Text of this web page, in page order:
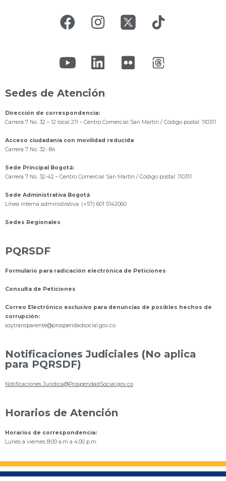
Sedes de Atención
Dirección de correspondencia:
Carrera 7 No. 32 – 12 local 211 – Centro Comercial San Martín / Código postal: 110311
Acceso ciudadanía con movilidad reducida
Carrera 7 No. 32- 84
Sede Principal Bogotá:
Carrera 7 No. 32-42 – Centro Comercial San Martín / Código postal: 110311
Sede Administrativa Bogotá
Línea interna administrativa: (+57) 601 5142060
Sedes Regionales
PQRSDF
Formulario para radicación electrónica de Peticiones
Consulta de Peticiones
Correo Electrónico exclusivo para denuncias de posibles hechos de
corrupción:
soytransparente@prosperidadsocial.gov.co
Notificaciones Judiciales (No aplica
para PQRSDF)
Notificaciones.Juridica@ProsperidadSocial.gov.co
Horarios de Atención
Horarios de correspondencia:
Lunes a viernes 8:00 a.m a 4:00 p.m.